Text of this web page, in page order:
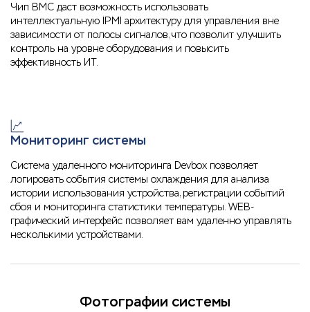
Чип BMC даст возможность использовать
интеллектуальную IPMI архитектуру для управления вне
зависимости от полосы сигналов, что позволит улучшить
контроль на уровне оборудования и повысить
эффективность ИТ.
Мониторинг системы
Система удаленного мониторинга Devbox позволяет
логировать события системы охлаждения для анализа
истории использования устройства, регистрации событий
сбоя и мониторинга статистики температуры. WEB-
графический интерфейс позволяет вам удаленно управлять
несколькими устройствами.
Фотографии системы